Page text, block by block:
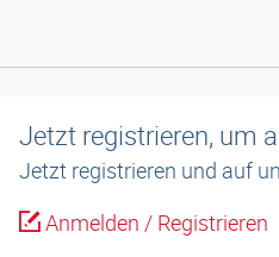
Jetzt registrieren, um
Jetzt registrieren und auf
Anmelden / Registrieren